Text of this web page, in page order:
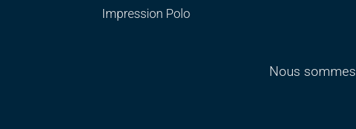
Impression Polo
Nous